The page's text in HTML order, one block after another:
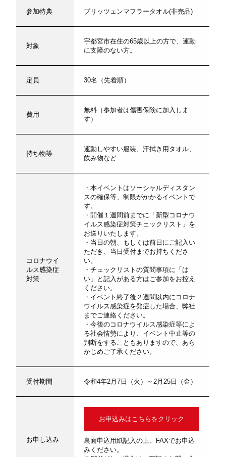
参加特典 ブリッツェンマフラータオル(非売品)
対象
宇都宮市在住の65歳以上の方で、運動
に支障のない方。
定員 30名（先着順）
費用
無料（参加者は傷害保険に加入しま
す）
持ち物等
運動しやすい服装、汗拭き用タオル、
飲み物など
コロナウイ
ルス感染症
対策
・本イベントはソーシャルディスタン
スの確保等、制限がかかるイベントで
す。
・開催１週間前までに「新型コロナウ
イルス感染症対策チェックリスト」を
お送りいたします。
・当日の朝、もしくは前日にご記入い
ただき、当日受付までお持ちくださ
い。
・チェックリストの質問事項に「は
い」と記入がある方はご参加をお控え
ください。
・イベント終了後２週間以内にコロナ
ウイルス感染症を発症した場合、弊社
までご連絡ください。
・今後のコロナウイルス感染症等によ
る社会情勢により、イベント中止等の
判断をすることもありますので、あら
かじめご了承ください。
受付期間 令和4年2月7日（火）～2月25日（金）
お申し込み
お申込みはこちらをクリック
裏面申込用紙記入の上、FAXでお申込
みください。